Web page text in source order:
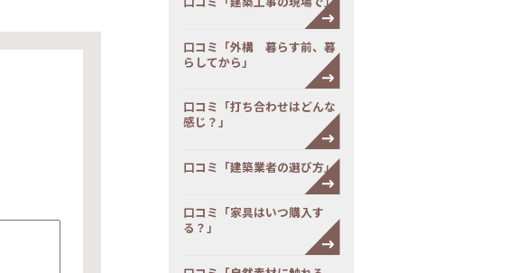
口コミ「外構 暮らす前、暮
らしてから」
口コミ「打ち合わせはどんな
感じ？」
口コミ「建築業者の選び方」
口コミ「家具はいつ購入す
る？」